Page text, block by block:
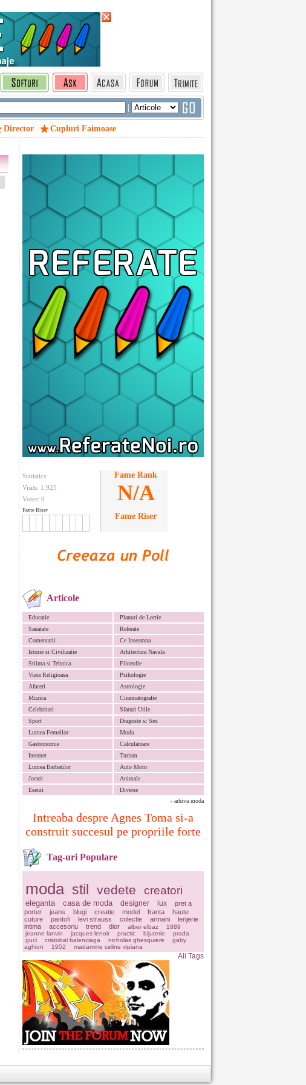
|
Director Cupluri Faimoase
Statistics:
Visits: 1,925
Votes: 0
Fame Riser
Fame Rank
N/A
Fame Riser
Articole
Educatie
Planuri de Lectie
Sanatate
Referate
Comentarii
Ce Inseamna
Istorie si Civilizatie
Arhitectura Navala
Stiinta si Tehnica
Filozofie
Viata Religioasa
Psihologie
Afaceri
Astrologie
Muzica
Cinematografie
Celebritati
Sfaturi Utile
Sport
Dragoste si Sex
Lumea Femeilor
Moda
Gastronomie
Calculatoare
Internet
Turism
Lumea Barbatilor
Auto Moto
Jocuri
Animale
Eseuri
Diverse
- arhiva moda
Intreaba despre Agnes Toma si-a
construit succesul pe propriile forte
Tag-uri Populare
moda stil vedete creatori
eleganta casa de moda designer lux
pret a
porter
jeans blugi creatie model franta
haute
cuture
pantofi levi strauss colectie armani
lenjerie
intima
accesoriu trend dior alber elbaz
1889
jeanne lanvin
jacques lenoir practic bijuterie
prada
guci
cristobal balenciaga nicholas ghesquiere
gaby
aghion
1952 madamme celine vipiana
All Tags